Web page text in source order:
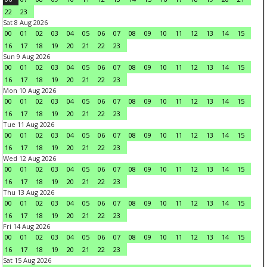
22
23
Sat 8 Aug 2026
00
01 02 03 04 05 06 07 08 09 10 11 12 13 14
15
16
17 18 19 20 21 22
23
Sun 9 Aug 2026
00
01 02 03 04 05 06 07 08 09 10 11 12 13 14
15
16
17 18 19 20 21 22
23
Mon 10 Aug 2026
00
01 02 03 04 05 06 07 08 09 10 11 12 13 14
15
16
17 18 19 20 21 22
23
Tue 11 Aug 2026
00
01 02 03 04 05 06 07 08 09 10 11 12 13 14
15
16
17 18 19 20 21 22
23
Wed 12 Aug 2026
00
01 02 03 04 05 06 07 08 09 10 11 12 13 14
15
16
17 18 19 20 21 22
23
Thu 13 Aug 2026
00
01 02 03 04 05 06 07 08 09 10 11 12 13 14
15
16
17 18 19 20 21 22
23
Fri 14 Aug 2026
00
01 02 03 04 05 06 07 08 09 10 11 12 13 14
15
16
17 18 19 20 21 22
23
Sat 15 Aug 2026